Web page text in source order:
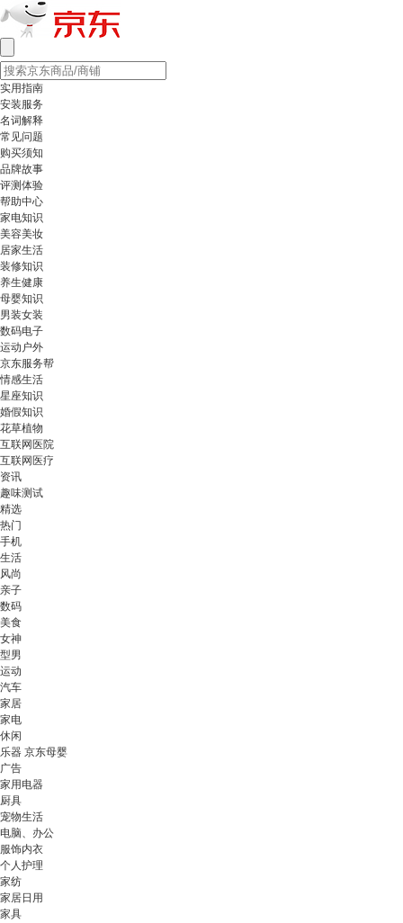
实用指南
安装服务
名词解释
常见问题
购买须知
品牌故事
评测体验
帮助中心
家电知识
美容美妆
居家生活
装修知识
养生健康
母婴知识
男装女装
数码电子
运动户外
京东服务帮
情感生活
星座知识
婚假知识
花草植物
互联网医院
互联网医疗
资讯
趣味测试
精选
热门
手机
生活
风尚
亲子
数码
美食
女神
型男
运动
汽车
家居
家电
休闲
乐器 京东母婴
广告
家用电器
厨具
宠物生活
电脑、办公
服饰内衣
个人护理
家纺
家居日用
家具